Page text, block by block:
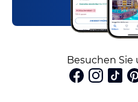
Besuchen Sie